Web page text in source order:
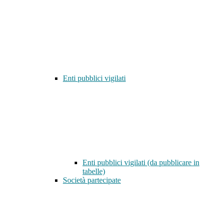
Enti pubblici vigilati
Enti pubblici vigilati (da pubblicare in
tabelle)
Società partecipate